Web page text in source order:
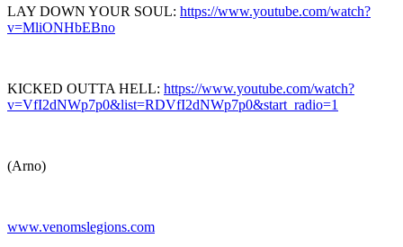
LAY DOWN YOUR SOUL: https://www.youtube.com/watch?
v=MliONHbEBno
KICKED OUTTA HELL: https://www.youtube.com/watch?
v=VfI2dNWp7p0&list=RDVfI2dNWp7p0&start_radio=1
(Arno)
www.venomslegions.com